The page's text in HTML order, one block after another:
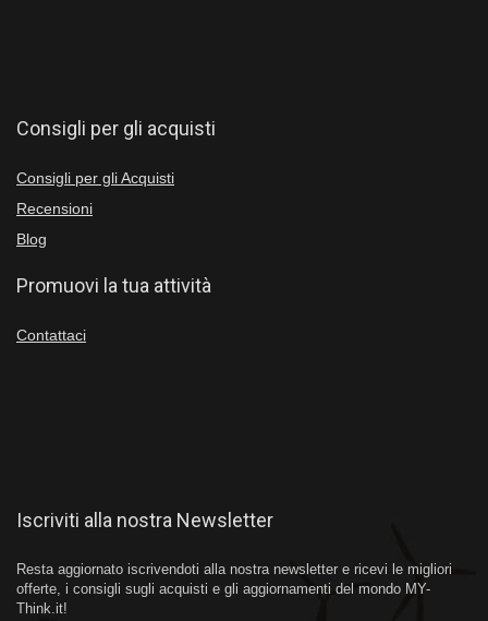
Consigli per gli acquisti
Consigli per gli Acquisti
Recensioni
Blog
Promuovi la tua attività
Contattaci
Iscriviti alla nostra Newsletter
Resta aggiornato iscrivendoti alla nostra newsletter e ricevi le migliori
offerte, i consigli sugli acquisti e gli aggiornamenti del mondo MY-
Think.it!